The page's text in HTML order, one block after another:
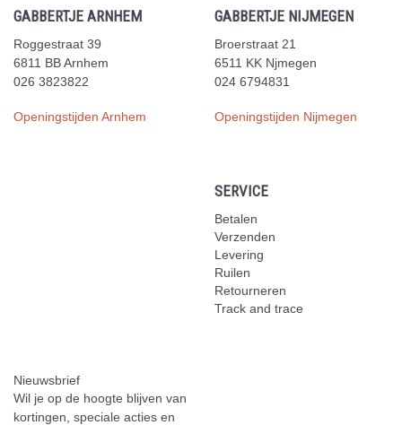
GABBERTJE ARNHEM
Roggestraat 39
6811 BB Arnhem
026 3823822
Openingstijden Arnhem
GABBERTJE NIJMEGEN
Broerstraat 21
6511 KK Njmegen
024 6794831
Openingstijden Nijmegen
SERVICE
Betalen
Verzenden
Levering
Ruilen
Retourneren
Track and trace
Nieuwsbrief
Wil je op de hoogte blijven van
kortingen, speciale acties en